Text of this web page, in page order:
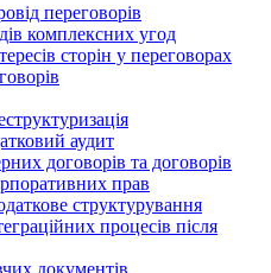
переговорів
комплексних угод
сторін у переговорах
аудит
договорів та договорів
прав
структурування
процесів після